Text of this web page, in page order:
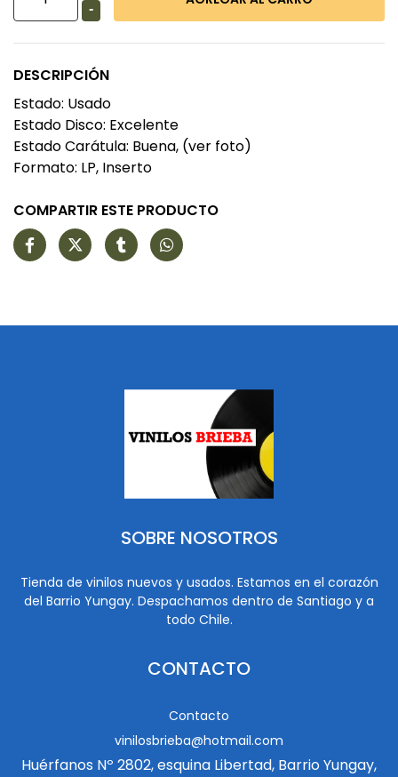
-
DESCRIPCIÓN
Estado: Usado
Estado Disco: Excelente
Estado Carátula: Buena, (ver foto)
Formato: LP, Inserto
COMPARTIR ESTE PRODUCTO
SOBRE NOSOTROS
Tienda de vinilos nuevos y usados. Estamos en el corazón
del Barrio Yungay. Despachamos dentro de Santiago y a
todo Chile.
CONTACTO
Contacto
vinilosbrieba@hotmail.com
Huérfanos Nº 2802, esquina Libertad, Barrio Yungay,